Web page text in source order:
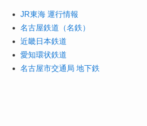
JR東海 運行情報
名古屋鉄道（名鉄）
近畿日本鉄道
愛知環状鉄道
名古屋市交通局 地下鉄